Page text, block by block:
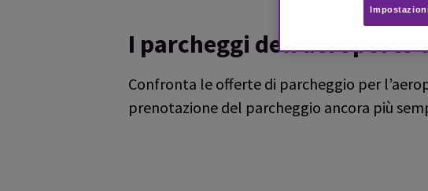
I parcheggi
Confronta le offerte di parcheggio per
prenotazione del parcheggio ancora più